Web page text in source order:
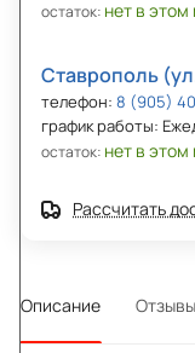
остаток: нет в
Ставрополь
телефон: 8 (905)
график работы:
остаток: нет в
Рассчитать
Описание Отзывы